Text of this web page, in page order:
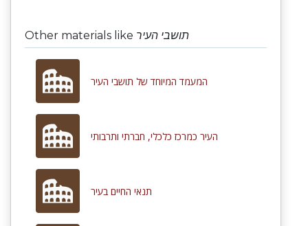
Other materials like תושבי העיר
המעמד המיוחד של תושבי העיר
העיר כמרכז כלכלי, חברתי ותרבותי
תנאי החיים בעיר